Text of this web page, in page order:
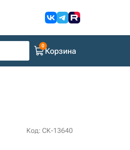
Корзина
Код: СК-13640